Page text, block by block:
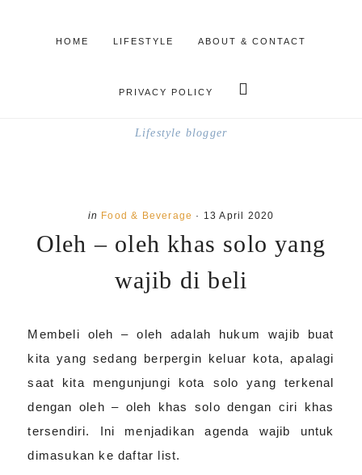
HOME LIFESTYLE ABOUT & CONTACT
PRIVACY POLICY
ENDRALIA
Lifestyle blogger
in Food & Beverage · 13 April 2020
Oleh – oleh khas solo yang
wajib di beli
Membeli oleh – oleh adalah hukum wajib buat
kita yang sedang berpergin keluar kota, apalagi
saat kita mengunjungi kota solo yang terkenal
dengan oleh – oleh khas solo dengan ciri khas
tersendiri. Ini menjadikan agenda wajib untuk
dimasukan ke daftar list.